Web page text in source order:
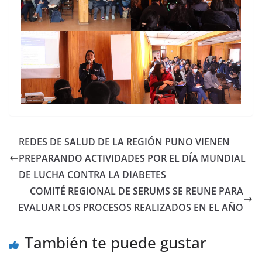
REDES DE SALUD DE LA REGIÓN PUNO VIENEN
PREPARANDO ACTIVIDADES POR EL DÍA MUNDIAL
DE LUCHA CONTRA LA DIABETES
COMITÉ REGIONAL DE SERUMS SE REUNE PARA
EVALUAR LOS PROCESOS REALIZADOS EN EL AÑO
También te puede gustar